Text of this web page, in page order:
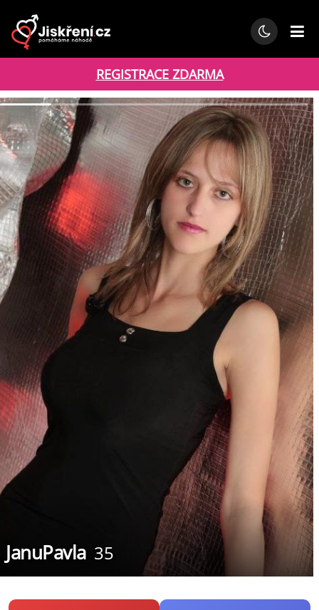
REGISTRACE ZDARMA
JanuPavla 35